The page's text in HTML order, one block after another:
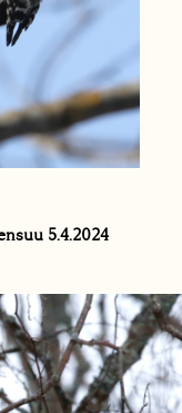
5.4.2024